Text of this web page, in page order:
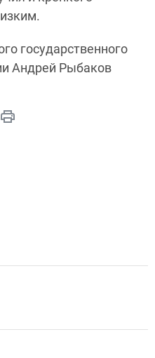
государственного
Андрей Рыбаков